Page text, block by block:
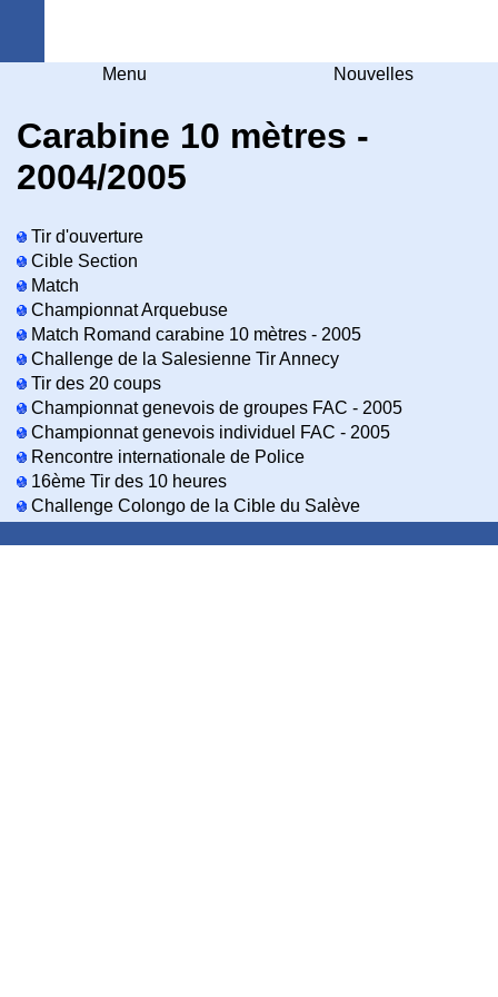
Menu Nouvelles
Carabine 10 mètres -
2004/2005
Tir d'ouverture
Cible Section
Match
Championnat Arquebuse
Match Romand carabine 10 mètres - 2005
Challenge de la Salesienne Tir Annecy
Tir des 20 coups
Championnat genevois de groupes FAC - 2005
Championnat genevois individuel FAC - 2005
Rencontre internationale de Police
16ème Tir des 10 heures
Challenge Colongo de la Cible du Salève